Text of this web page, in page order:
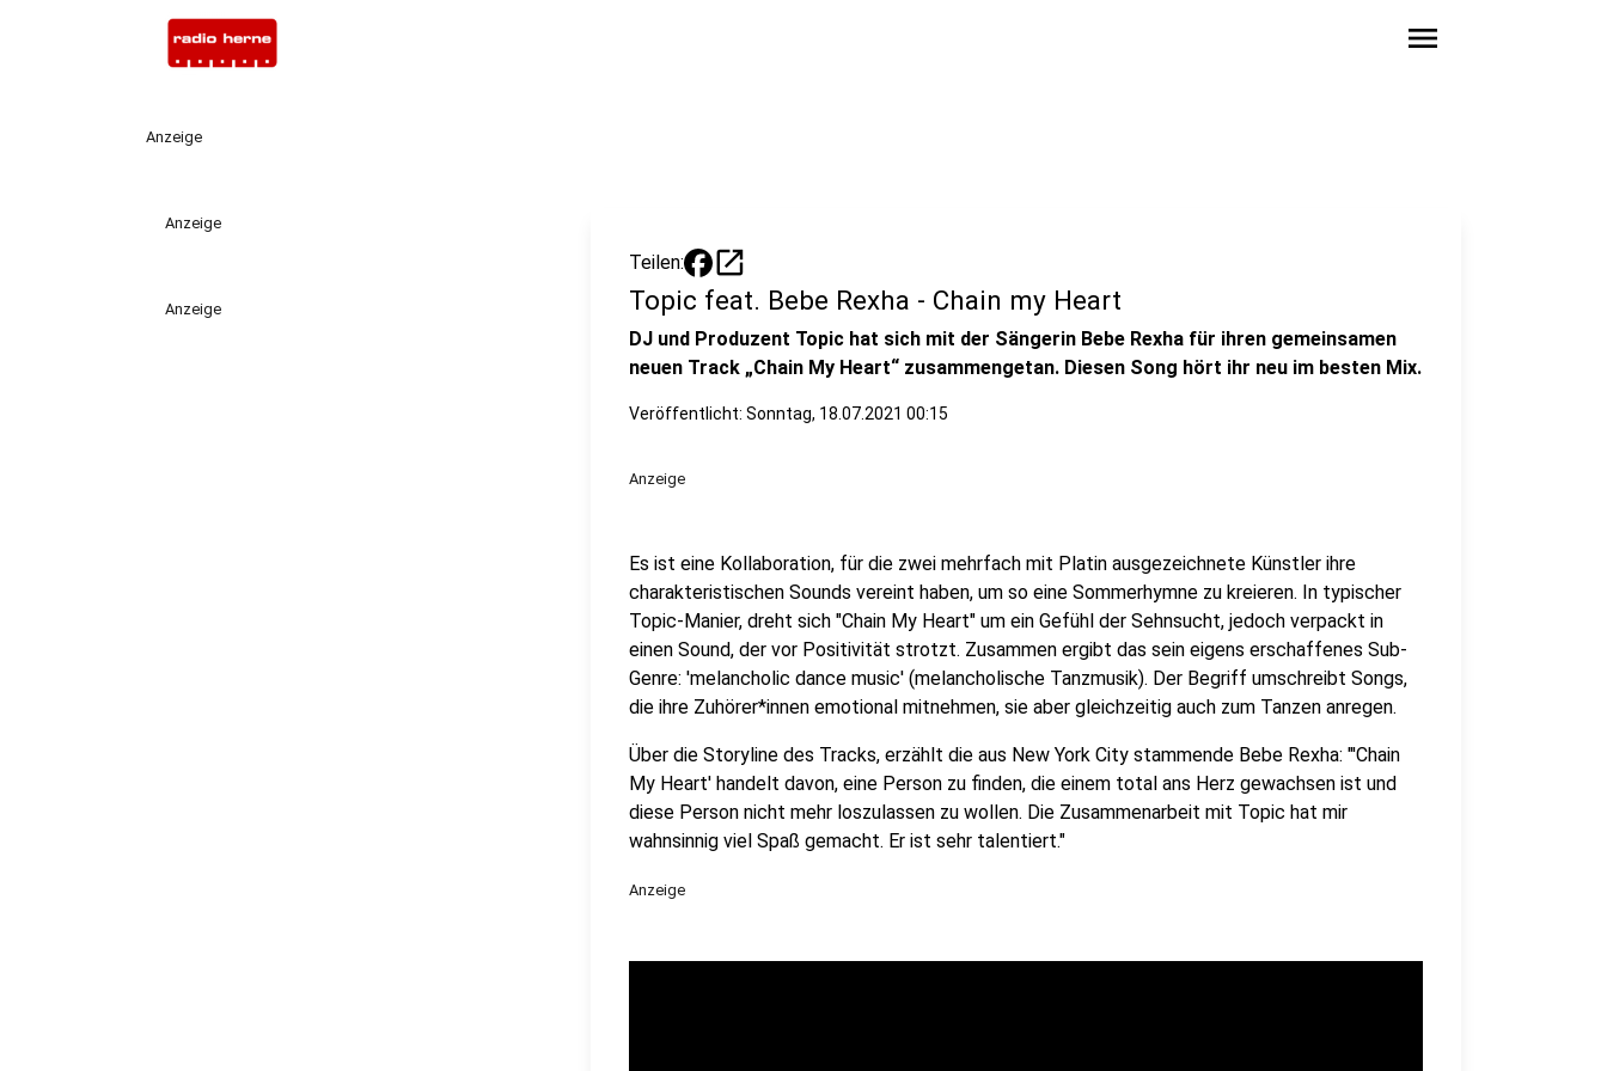
menu
Anzeige
Anzeige
Anzeige
Teilen: open_in_new
Topic feat. Bebe Rexha - Chain my Heart
DJ und Produzent Topic hat sich mit der Sängerin Bebe Rexha für ihren gemeinsamen
neuen Track „Chain My Heart“ zusammengetan. Diesen Song hört ihr neu im besten Mix.
Veröffentlicht: Sonntag, 18.07.2021 00:15
Anzeige
Es ist eine Kollaboration, für die zwei mehrfach mit Platin ausgezeichnete Künstler ihre
charakteristischen Sounds vereint haben, um so eine Sommerhymne zu kreieren. In typischer
Topic-Manier, dreht sich "Chain My Heart" um ein Gefühl der Sehnsucht, jedoch verpackt in
einen Sound, der vor Positivität strotzt. Zusammen ergibt das sein eigens erschaffenes Sub-
Genre: 'melancholic dance music' (melancholische Tanzmusik). Der Begriff umschreibt Songs,
die ihre Zuhörer*innen emotional mitnehmen, sie aber gleichzeitig auch zum Tanzen anregen.
Über die Storyline des Tracks, erzählt die aus New York City stammende Bebe Rexha: "'Chain
My Heart' handelt davon, eine Person zu finden, die einem total ans Herz gewachsen ist und
diese Person nicht mehr loszulassen zu wollen. Die Zusammenarbeit mit Topic hat mir
wahnsinnig viel Spaß gemacht. Er ist sehr talentiert."
Anzeige